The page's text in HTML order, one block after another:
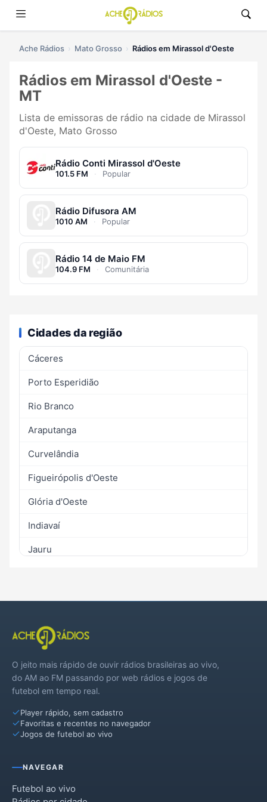
Ache Rádios Mato Grosso Rádios em Mirassol d'Oeste
Rádios em Mirassol d'Oeste -
MT
Lista de emissoras de rádio na cidade de Mirassol
d'Oeste, Mato Grosso
Rádio Conti Mirassol d'Oeste
101.5 FM · Popular
Rádio Difusora AM
1010 AM · Popular
Rádio 14 de Maio FM
104.9 FM · Comunitária
Cidades da região
Cáceres
Porto Esperidião
Rio Branco
Araputanga
Curvelândia
Figueirópolis d'Oeste
Glória d'Oeste
Indiavaí
Jauru
São José dos Quatro Marcos
O jeito mais rápido de ouvir rádios brasileiras ao vivo,
do AM ao FM passando por web rádios e jogos de
futebol em tempo real.
Player rápido, sem cadastro
Favoritas e recentes no navegador
Jogos de futebol ao vivo
NAVEGAR
Futebol ao vivo